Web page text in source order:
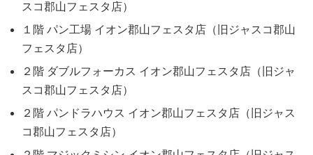
スコ郡山フェスタ店）
１階 パン工場 イオン郡山フェスタ店（旧ジャスコ郡山
フェスタ店）
２階 ダブルフォーカス イオン郡山フェスタ店（旧ジャ
スコ郡山フェスタ店）
２階 パンドラハウス イオン郡山フェスタ店（旧ジャス
コ郡山フェスタ店）